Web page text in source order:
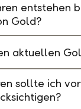
entstehen
Gold?
aktuellen
sollte ich